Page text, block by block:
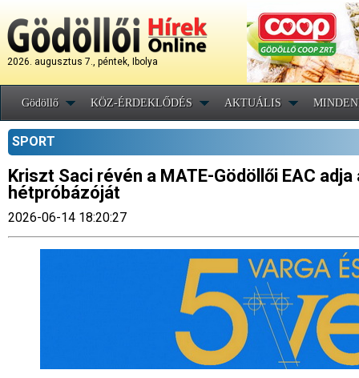
2026. augusztus 7., péntek, Ibolya
Gödöllő KÖZ-ÉRDEKLŐDÉS AKTUÁLIS
SPORT
Kriszt Saci révén a MATE-Gödöllői EAC
hétpróbázóját
2026-06-14 18:20:27